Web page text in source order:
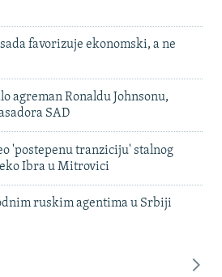
favorizuje ekonomski, a ne
agreman Ronaldu Johnsonu,
SAD
'postepenu tranziciju' stalnog
Ibra u Mitrovici
ruskim agentima u Srbiji